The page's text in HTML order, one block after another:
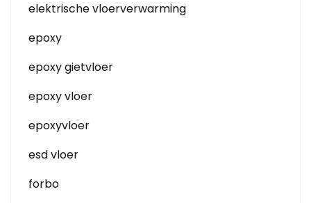
elektrische vloerverwarming
epoxy
epoxy gietvloer
epoxy vloer
epoxyvloer
esd vloer
forbo